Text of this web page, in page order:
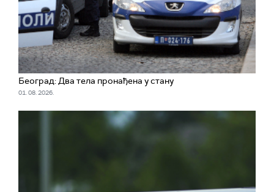
Београд: Два тела пронађена у стану
01. 08. 2026.